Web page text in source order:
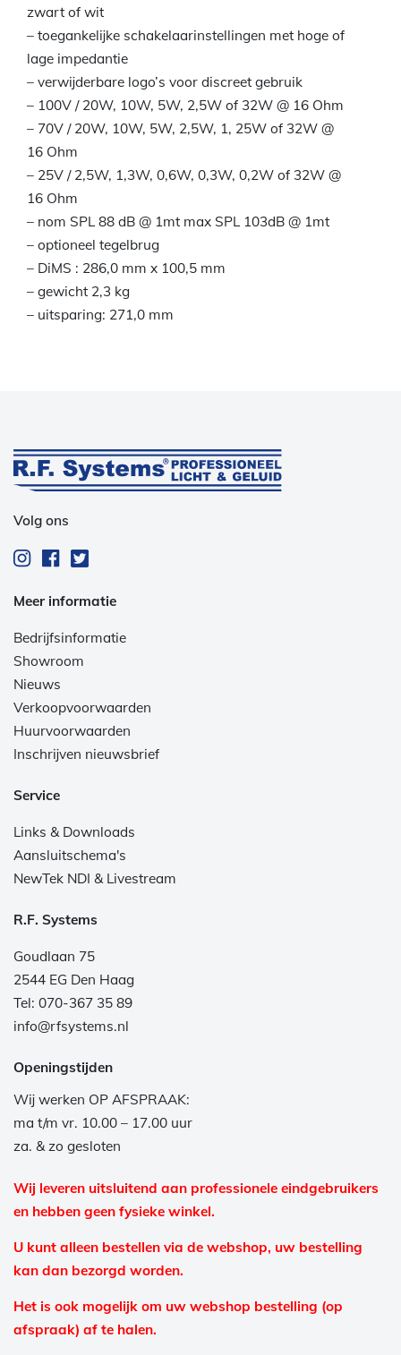
zwart of wit
– toegankelijke schakelaarinstellingen met hoge of
lage impedantie
– verwijderbare logo’s voor discreet gebruik
– 100V / 20W, 10W, 5W, 2,5W of 32W @ 16 Ohm
– 70V / 20W, 10W, 5W, 2,5W, 1, 25W of 32W @
16 Ohm
– 25V / 2,5W, 1,3W, 0,6W, 0,3W, 0,2W of 32W @
16 Ohm
– nom SPL 88 dB @ 1mt max SPL 103dB @ 1mt
– optioneel tegelbrug
– DiMS : 286,0 mm x 100,5 mm
– gewicht 2,3 kg
– uitsparing: 271,0 mm
Volg ons
Meer informatie
Bedrijfsinformatie
Showroom
Nieuws
Verkoopvoorwaarden
Huurvoorwaarden
Inschrijven nieuwsbrief
Service
Links & Downloads
Aansluitschema's
NewTek NDI & Livestream
R.F. Systems
Goudlaan 75
2544 EG Den Haag
Tel: 070-367 35 89
info@rfsystems.nl
Openingstijden
Wij werken OP AFSPRAAK:
ma t/m vr. 10.00 – 17.00 uur
za. & zo gesloten
Wij leveren uitsluitend aan professionele eindgebruikers
en hebben geen fysieke winkel.
U kunt alleen bestellen via de webshop, uw bestelling
kan dan bezorgd worden.
Het is ook mogelijk om uw webshop bestelling (op
afspraak) af te halen.